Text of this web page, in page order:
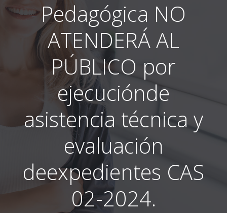
Pedagógica NO
ATENDERÁ AL
PÚBLICO por
ejecuciónde
asistencia técnica y
evaluación
deexpedientes CAS
02-2024.